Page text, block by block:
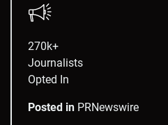
270k+
Journalists
Opted In
Posted in PRNewswire